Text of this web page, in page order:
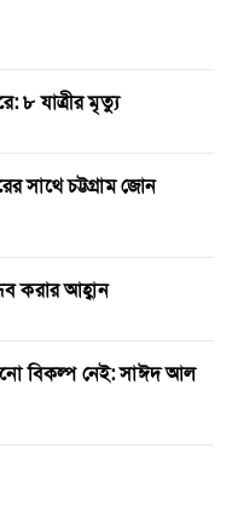
৮ যাত্রীর মৃত্যু
সাথে চট্টগ্রাম জোন
করার আহ্বান
বিকল্প নেই: সাঈদ আল